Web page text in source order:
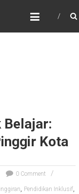
Belajar:
Kota
0 Comment
, Pendidikan Inklusif,